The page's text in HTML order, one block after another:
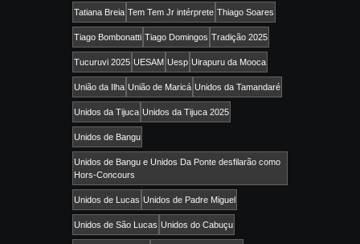
Tatiana Breia Tem Tem Jr intérprete Thiago Soares
Tiago Bombonatti Tiago Domingos Tradição 2025
Tucuruvi 2025 UESAM Uesp Uirapuru da Mooca
União da Ilha União de Maricá Unidos da Tamandaré
Unidos da Tijuca Unidos da Tijuca 2025
Unidos de Bangu
Unidos de Bangu e Unidos Da Ponte desfilarão como
Hors-Concours
Unidos de Lucas Unidos de Padre Miguel
Unidos de São Lucas Unidos do Cabuçu